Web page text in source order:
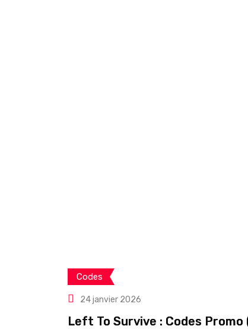
Codes
24 janvier 2026
Left To Survive : Codes